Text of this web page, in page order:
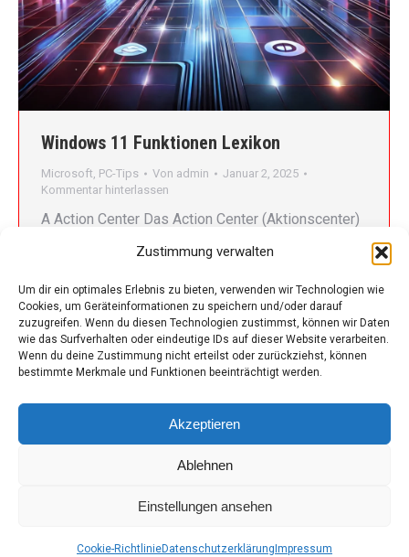
Zustimmung verwalten
Um dir ein optimales Erlebnis zu bieten, verwenden wir Technologien wie
Cookies, um Geräteinformationen zu speichern und/oder darauf
zuzugreifen. Wenn du diesen Technologien zustimmst, können wir Daten
wie das Surfverhalten oder eindeutige IDs auf dieser Website verarbeiten.
Wenn du deine Zustimmung nicht erteilst oder zurückziehst, können
bestimmte Merkmale und Funktionen beeinträchtigt werden.
Akzeptieren
Ablehnen
Einstellungen ansehen
Cookie-RichtlinieDatenschutzerklärung Impressum
Windows 11 Funktionen Lexikon
Microsoft, PC-Tips Von admin
Januar 2, 2025
Kommentar hinterlassen
A Action Center Das Action Center (Aktionscenter)
zeigt Benachrichtigungen und schnelle
Einstellungen wie WLAN, Bluetooth und Helligkeit
an. Es kann mit der Tastenkombination Win + A
aufgerufen werden. Animations Windows 11 bietet
flüssige Animationen beim Minimieren, Maximieren
und Wechseln von Fenstern, die das
Benutzererlebnis verbessern. App Snap Mit Snap-
Layouts können Fenster schnell und einfach auf…
Footer